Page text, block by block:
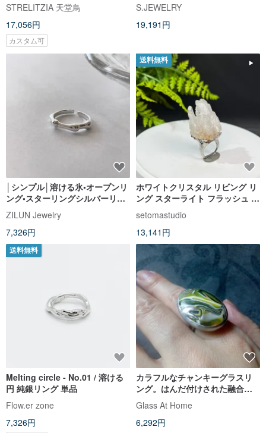
STRELITZIA 天堂鳥
17,056円
カスタム可
8-10号
S.JEWELRY
19,191円
│シンプル│溶ける氷•オープンリ
ング•スターリングシルバーリン
グ•水に触れることができます•抗
アレルギー
ZILUN Jewelry
7,326円
送料無料
ホワイトクリスタル リビング リ
ング スターライト フラッシュ ピ
ース フォロー形 水晶 柱 水晶 ク
ラスター 原石 標本 ハンドメイド
リング S925シルバー
setomastudio
13,141円
送料無料
Melting circle - No.01 / 溶ける
円 純銀リング 単品
Flow.er zone
7,326円
カラフルなチャンキーグラスリ
ング。はんだ付けされた融合し
た緑黄色のリング。オーシャン
ウェーブリング。
Glass At Home
6,292円